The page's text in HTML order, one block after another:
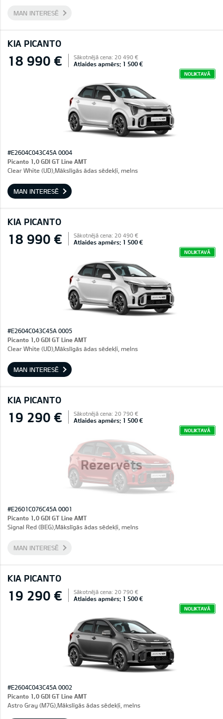
MAN INTERESĒ
KIA PICANTO
18 990 € Sākotnējā cena: 20 490 €
Atlaides apmērs: 1 500 €
NOLIKTAVĀ
#E2604C043C45A 0004
Picanto 1,0 GDI GT Line AMT
Clear White (UD),Mākslīgās ādas sēdekļi, melns
MAN INTERESĒ
KIA PICANTO
18 990 € Sākotnējā cena: 20 490 €
Atlaides apmērs: 1 500 €
NOLIKTAVĀ
#E2604C043C45A 0005
Picanto 1,0 GDI GT Line AMT
Clear White (UD),Mākslīgās ādas sēdekļi, melns
MAN INTERESĒ
KIA PICANTO
Rezervēts
19 290 € Sākotnējā cena: 20 790 €
Atlaides apmērs: 1 500 €
NOLIKTAVĀ
#E2601C076C45A 0001
Picanto 1,0 GDI GT Line AMT
Signal Red (BEG),Mākslīgās ādas sēdekļi, melns
MAN INTERESĒ
KIA PICANTO
19 290 € Sākotnējā cena: 20 790 €
Atlaides apmērs: 1 500 €
NOLIKTAVĀ
#E2604C043C45A 0002
Picanto 1,0 GDI GT Line AMT
Astro Gray (M7G),Mākslīgās ādas sēdekļi, melns